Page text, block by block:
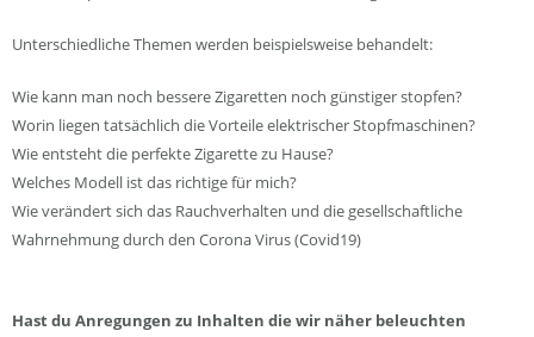
Unterschiedliche Themen werden beispielsweise behandelt:
Wie kann man noch bessere Zigaretten noch günstiger stopfen?
Worin liegen tatsächlich die Vorteile elektrischer Stopfmaschinen?
Wie entsteht die perfekte Zigarette zu Hause?
Welches Modell ist das richtige für mich?
Wie verändert sich das Rauchverhalten und die gesellschaftliche
Wahrnehmung durch den Corona Virus (Covid19)
Hast du Anregungen zu Inhalten die wir näher beleuchten